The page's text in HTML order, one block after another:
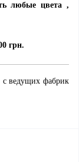
любые цвета ,
грн.
с ведущих фабрик